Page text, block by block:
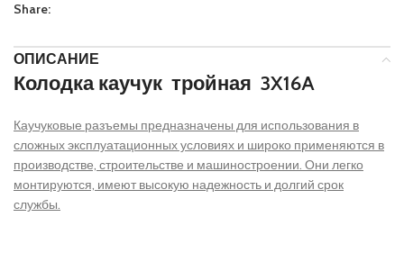
Share:
ОПИСАНИЕ
Колодка каучук тройная 3X16A
Каучуковые разъемы предназначены для использования в
сложных эксплуатационных условиях и широко применяются в
производстве, строительстве и машиностроении. Они легко
монтируются, имеют высокую надежность и долгий срок
службы.